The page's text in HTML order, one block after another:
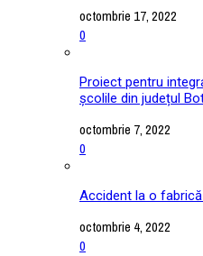
octombrie 17, 2022
0
Proiect pentru
școlile din județul
octombrie 7, 2022
0
Accident la o
octombrie 4, 2022
0